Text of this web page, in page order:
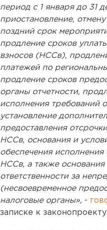
период с 1 января до 31
приостановление,
поздний срок
продление сроков
взносов (НССв),
платежей по
продление сроков
органы отчетности,
исполнения требований
установление
предоставления
НССв, основания и
обеспечения исполнения
НССв, а также
ответственности за
(несвоевременное
налоговые органы», -
записке к законопроекту.